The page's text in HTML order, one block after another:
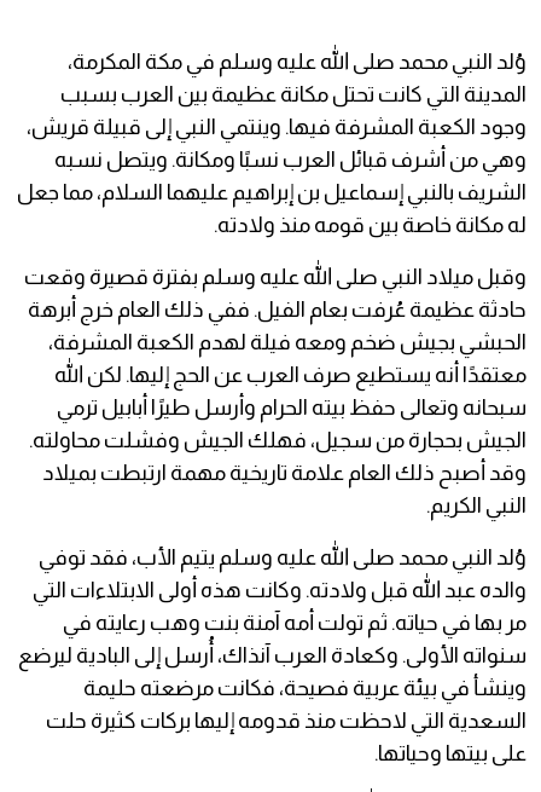
وُلد النبي محمد صلى الله عليه وسلم في مكة المكرمة،
المدينة التي كانت تحتل مكانة عظيمة بين العرب بسبب
وجود الكعبة المشرفة فيها. وينتمي النبي إلى قبيلة قريش،
وهي من أشرف قبائل العرب نسبًا ومكانة. ويتصل نسبه
الشريف بالنبي إسماعيل بن إبراهيم عليهما السلام، مما جعل
له مكانة خاصة بين قومه منذ ولادته.
وقبل ميلاد النبي صلى الله عليه وسلم بفترة قصيرة وقعت
حادثة عظيمة عُرفت بعام الفيل. ففي ذلك العام خرج أبرهة
الحبشي بجيش ضخم ومعه فيلة لهدم الكعبة المشرفة،
معتقدًا أنه يستطيع صرف العرب عن الحج إليها. لكن الله
سبحانه وتعالى حفظ بيته الحرام وأرسل طيرًا أبابيل ترمي
الجيش بحجارة من سجيل، فهلك الجيش وفشلت محاولته.
وقد أصبح ذلك العام علامة تاريخية مهمة ارتبطت بميلاد
النبي الكريم.
وُلد النبي محمد صلى الله عليه وسلم يتيم الأب، فقد توفي
والده عبد الله قبل ولادته. وكانت هذه أولى الابتلاءات التي
مر بها في حياته. ثم تولت أمه آمنة بنت وهب رعايته في
سنواته الأولى. وكعادة العرب آنذاك، أُرسل إلى البادية ليرضع
وينشأ في بيئة عربية فصيحة، فكانت مرضعته حليمة
السعدية التي لاحظت منذ قدومه إليها بركات كثيرة حلت
على بيتها وحياتها.